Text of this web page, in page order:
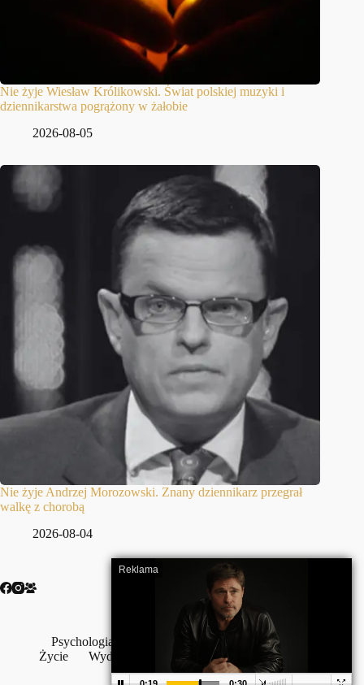
Nie żyje Wiesław Królikowski. Świat polskiej muzyki i
dziennikarstwa pogrążony w żałobie
2026-08-05
Nie żyje Andrzej Morozowski. Znany dziennikarz przegrał
walkę z chorobą
2026-08-04
Psychologia Wojna
Wolność
Życie
Wydarzenia Wywiady
Z życia wzięte
Zdrowie